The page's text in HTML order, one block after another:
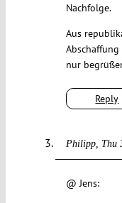
Reply
Nachfolge.
Aus
nur
Philipp Thu
@ Jens: